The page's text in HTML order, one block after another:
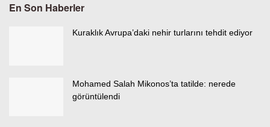
En Son Haberler
Kuraklık Avrupa’daki nehir turlarını tehdit ediyor
Mohamed Salah Mikonos’ta tatilde: nerede
görüntülendi